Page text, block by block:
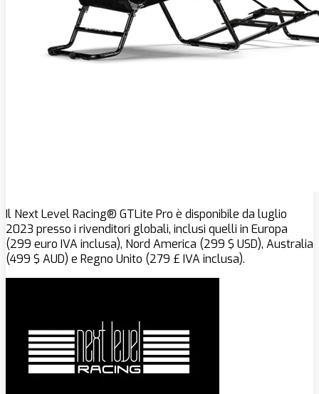
Il Next Level Racing® GTLite Pro è disponibile da luglio
2023 presso i rivenditori globali, inclusi quelli in Europa
(299 euro IVA inclusa), Nord America (299 $ USD), Australia
(499 $ AUD) e Regno Unito (279 £ IVA inclusa).